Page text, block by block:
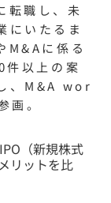
転職し、未
にいたるま
М&Aに係る
件以上の案
、M&A wor
画。
（新規株式
リットを比